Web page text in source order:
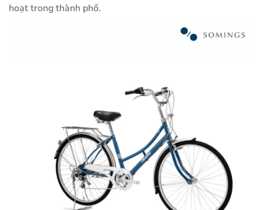
hoạt trong thành phố.